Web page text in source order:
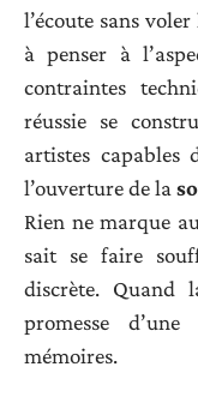
l’écoute sans
à penser à
contraintes
réussie se
artistes capables
l’ouverture de la
Rien ne marque
sait se faire
discrète. Quand
promesse
mémoires.